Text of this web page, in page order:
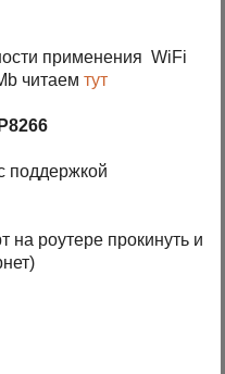
применения WiFi
читаемтут
поддержкой
на роутере прокинуть и